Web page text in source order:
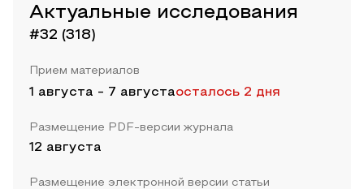
Актуальные исследования
#32 (318)
Прием материалов
1 августа - 7 августаосталось 2 дня
Размещение PDF-версии журнала
12 августа
Размещение электронной версии статьи